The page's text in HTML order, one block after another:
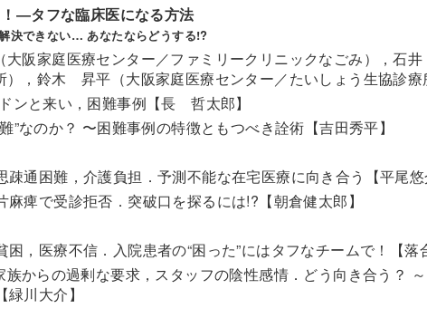
―タフな臨床医になる方法
決できない… あなたならどうする!?
阪家庭医療センター／ファミリークリニックなごみ），石
），鈴木 昇平（大阪家庭医療センター／たいしょう生協診療
ンと来い，困難事例【長 哲太郎】
”なのか？ 〜困難事例の特徴ともつべき詮術【吉田秀平】
通困難，介護負担．予測不能な在宅医療に向き合う【平尾悠
痺で受診拒否．突破口を探るには!?【朝倉健太郎】
，医療不信．入院患者の“困った”にはタフなチームで！【落
からの過剰な要求，スタッフの陰性感情．どう向き合う？
川大介】